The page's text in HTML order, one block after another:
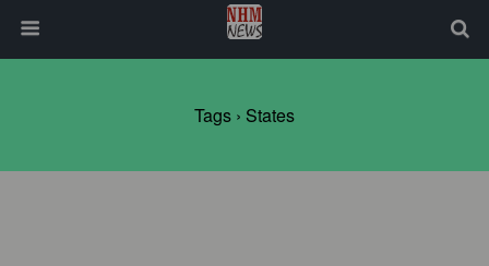
Tags › States